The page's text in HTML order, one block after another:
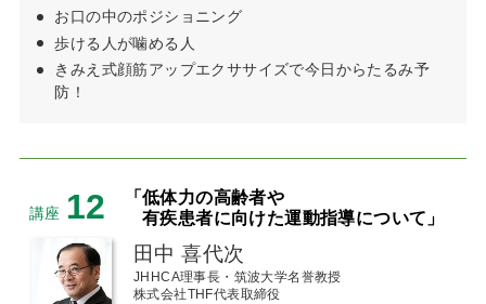
お口の中のポジショニング
歩ける人が噛める人
きみえ式顔筋アップエクササイズで今日からたるみ予
防！
講座 12
「低体力の高齢者や
有疾患者に向けた運動指導について」
田中 喜代次
JHHCA理事長・筑波大学名誉教授
株式会社THF代表取締役